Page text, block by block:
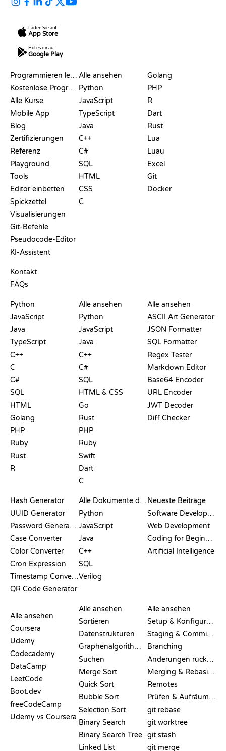
Laden Sie auf
App Store
Hol es dir auf
Google Play
Programmieren lernen
Kostenlose Programmier-Websites
Alle Kurse
Mobile App
Blog
Zertifizierungen
Referenz
Playground
Tools
Editor einbetten
Spickzettel
Visualisierungen
Git-Befehle
Pseudocode-Editor
KI-Assistent
Kontakt
FAQs
Alle ansehen
Python
JavaScript
TypeScript
Java
C++
C#
SQL
HTML
CSS
C
Golang
PHP
R
Dart
Rust
Lua
Luau
Excel
Git
Docker
Python
JavaScript
Java
TypeScript
C++
C
C#
SQL
HTML
Golang
PHP
Ruby
Rust
R
Alle ansehen
Python
JavaScript
Java
C++
C#
SQL
HTML & CSS
Go
Rust
PHP
Ruby
Swift
Dart
C
Alle ansehen
ASCII Art Generator
JSON Formatter
SQL Formatter
Regex Tester
Markdown Editor
Base64 Encoder
URL Encoder
JWT Decoder
Diff Checker
Hash Generator
UUID Generator
Password Generator
Case Converter
Color Converter
Cron Expression
Timestamp Converter
QR Code Generator
Alle Dokumente durchsuchen
Python
JavaScript
Java
C++
SQL
Verilog
Neueste Beiträge
Software Development
Web Development
Coding for Beginners
Artificial Intelligence
Alle ansehen
Coursera
Udemy
Codecademy
DataCamp
LeetCode
Boot.dev
freeCodeCamp
Udemy vs Coursera
Alle ansehen
Sortieren
Datenstrukturen
Graphenalgorithmen
Suchen
Merge Sort
Quick Sort
Bubble Sort
Selection Sort
Binary Search
Binary Search Tree
Linked List
Alle ansehen
Setup & Konfiguration
Staging & Committing
Branching
Änderungen rückgängig machen
Merging & Rebasing
Remotes
Prüfen & Aufräumen
git rebase
git worktree
git stash
git merge